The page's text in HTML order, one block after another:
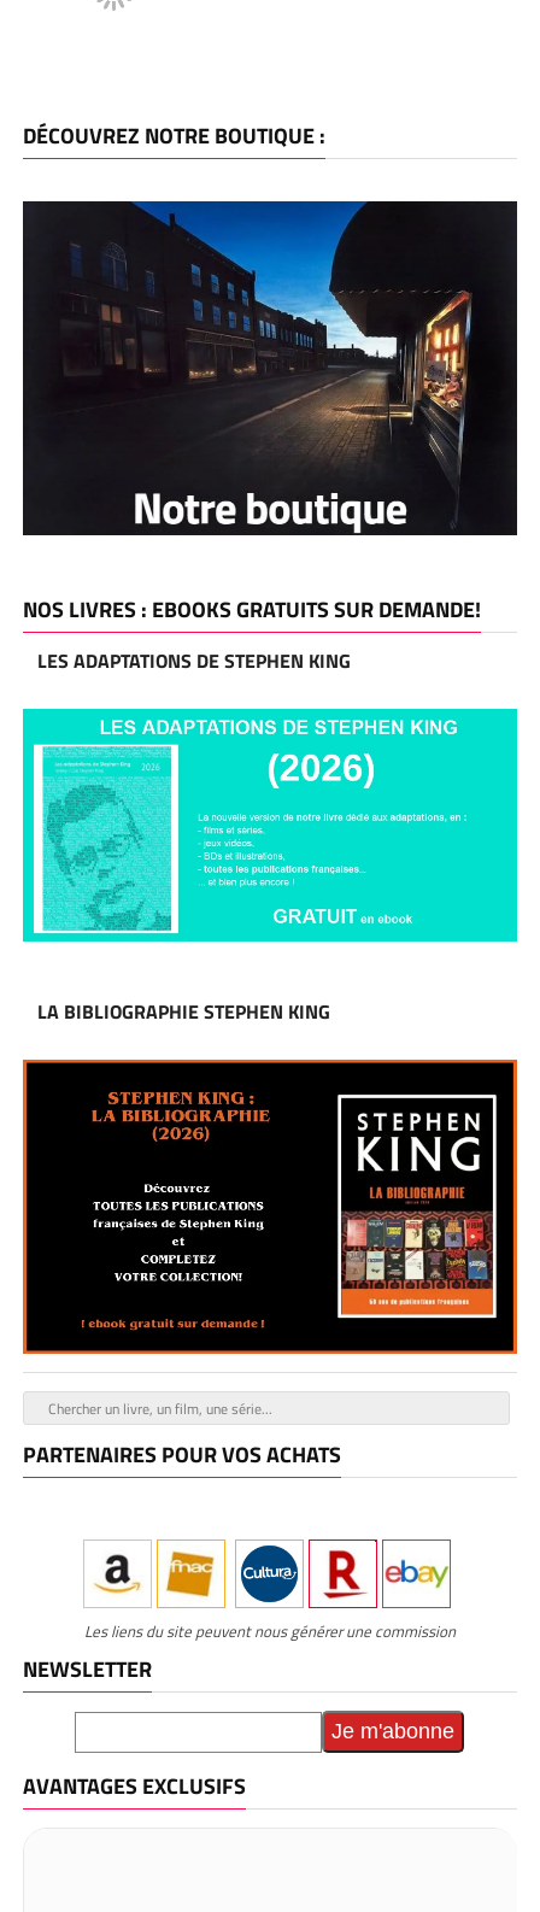
DÉCOUVREZ NOTRE BOUTIQUE :
NOS LIVRES : EBOOKS GRATUITS SUR DEMANDE!
LES ADAPTATIONS DE STEPHEN KING
LA BIBLIOGRAPHIE STEPHEN KING
PARTENAIRES POUR VOS ACHATS
Les liens du site peuvent nous générer une commission
NEWSLETTER
AVANTAGES EXCLUSIFS